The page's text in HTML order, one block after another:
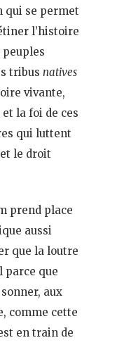
qui se permet
l’histoire
tribus natives
vivante,
la foi de ces
qui luttent
le droit
prend place
aussi
que la loutre
parce que
aux
comme cette
en train de